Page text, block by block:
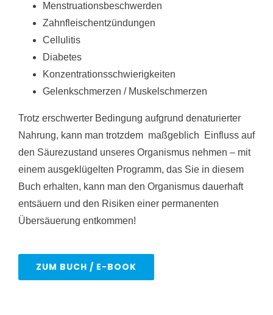
Menstruationsbeschwerden
Zahnfleischentzündungen
Cellulitis
Diabetes
Konzentrationsschwierigkeiten
Gelenkschmerzen / Muskelschmerzen
Trotz erschwerter Bedingung aufgrund denaturierter
Nahrung, kann man trotzdem maßgeblich Einfluss auf
den Säurezustand unseres Organismus nehmen – mit
einem ausgeklügelten Programm, das Sie in diesem
Buch erhalten, kann man den Organismus dauerhaft
entsäuern und den Risiken einer permanenten
Übersäuerung entkommen!
ZUM BUCH / E-BOOK